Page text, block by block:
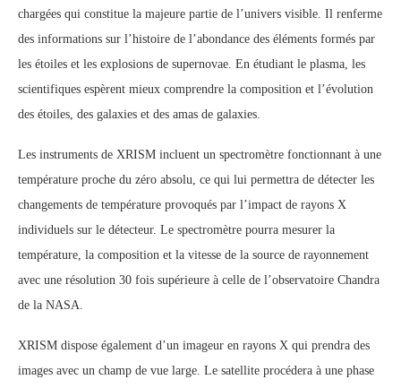
chargées qui constitue la majeure partie de l’univers visible. Il renferme
des informations sur l’histoire de l’abondance des éléments formés par
les étoiles et les explosions de supernovae. En étudiant le plasma, les
scientifiques espèrent mieux comprendre la composition et l’évolution
des étoiles, des galaxies et des amas de galaxies.
Les instruments de XRISM incluent un spectromètre fonctionnant à une
température proche du zéro absolu, ce qui lui permettra de détecter les
changements de température provoqués par l’impact de rayons X
individuels sur le détecteur. Le spectromètre pourra mesurer la
température, la composition et la vitesse de la source de rayonnement
avec une résolution 30 fois supérieure à celle de l’observatoire Chandra
de la NASA.
XRISM dispose également d’un imageur en rayons X qui prendra des
images avec un champ de vue large. Le satellite procédera à une phase